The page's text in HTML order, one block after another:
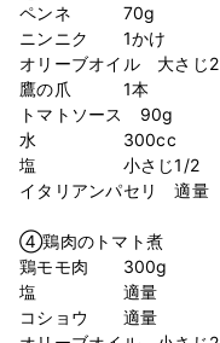
ペンネ 70g
ニンニク 1かけ
オリーブオイル 大さじ2
鷹の爪 1本
トマトソース 90g
水 300cc
塩 小さじ1/2
イタリアンパセリ 適量
④鶏肉のトマト煮
鶏モモ肉 300g
塩 適量
コショウ 適量